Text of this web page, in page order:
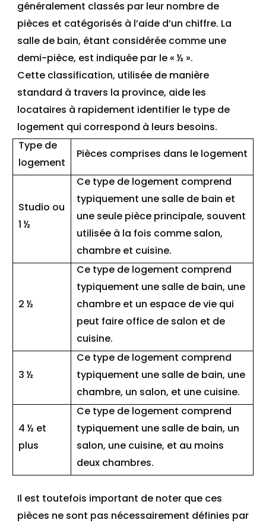
généralement classés par leur nombre de
pièces et catégorisés à l’aide d’un chiffre. La
salle de bain, étant considérée comme une
demi-pièce, est indiquée par le « ½ ».
Cette classification, utilisée de manière
standard à travers la province, aide les
locataires à rapidement identifier le type de
logement qui correspond à leurs besoins.
Type de
logement
Pièces comprises dans le logement
Studio ou
1 ½
Ce type de logement comprend
typiquement une salle de bain et
une seule pièce principale, souvent
utilisée à la fois comme salon,
chambre et cuisine.
2 ½
Ce type de logement comprend
typiquement une salle de bain, une
chambre et un espace de vie qui
peut faire office de salon et de
cuisine.
3 ½
Ce type de logement comprend
typiquement une salle de bain, une
chambre, un salon, et une cuisine.
4 ½ et
plus
Ce type de logement comprend
typiquement une salle de bain, un
salon, une cuisine, et au moins
deux chambres.
Il est toutefois important de noter que ces
pièces ne sont pas nécessairement définies par